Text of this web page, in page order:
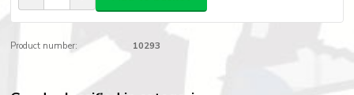
Product number: 10293